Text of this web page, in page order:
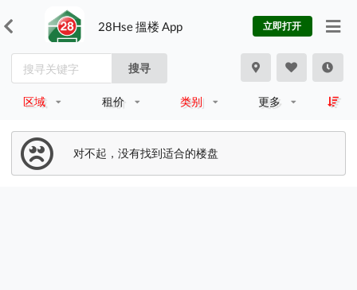
28Hse 搵楼 App 立即打开
搜寻
区域 租价 类别 更多
对不起，没有找到适合的楼盘